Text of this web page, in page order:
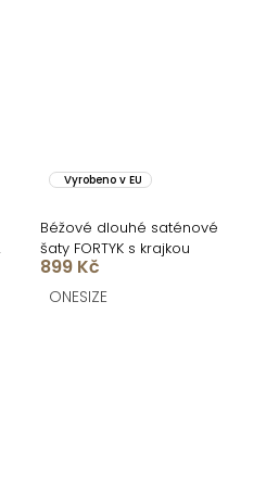
Vyrobeno v EU
Béžové dlouhé saténové
šaty FORTYK s krajkou
899 Kč
ONESIZE